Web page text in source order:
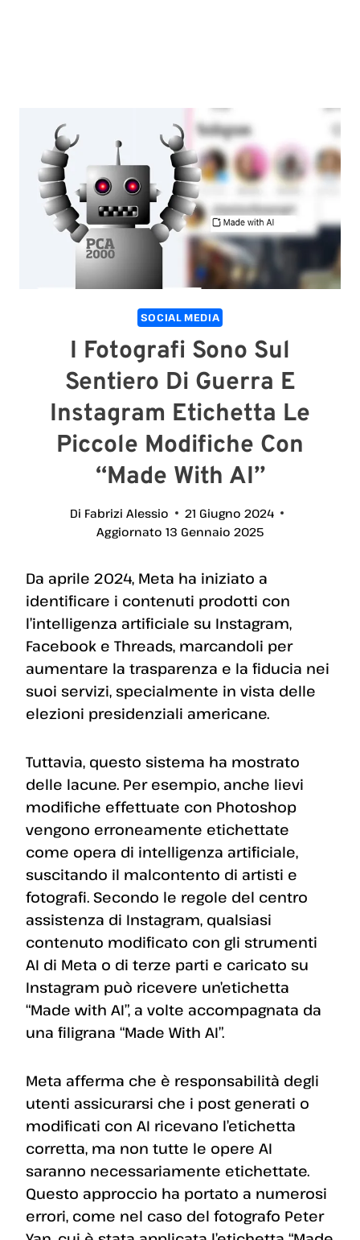
SOCIAL MEDIA
I Fotografi Sono Sul
Sentiero Di Guerra E
Instagram Etichetta Le
Piccole Modifiche Con
“Made With AI”
Di Fabrizi Alessio
21 Giugno 2024
Aggiornato 13 Gennaio 2025
Da aprile 2024, Meta ha iniziato a
identificare i contenuti prodotti con
l’intelligenza artificiale su Instagram,
Facebook e Threads, marcandoli per
aumentare la trasparenza e la fiducia nei
suoi servizi, specialmente in vista delle
elezioni presidenziali americane.
Tuttavia, questo sistema ha mostrato
delle lacune. Per esempio, anche lievi
modifiche effettuate con Photoshop
vengono erroneamente etichettate
come opera di intelligenza artificiale,
suscitando il malcontento di artisti e
fotografi. Secondo le regole del centro
assistenza di Instagram, qualsiasi
contenuto modificato con gli strumenti
AI di Meta o di terze parti e caricato su
Instagram può ricevere un’etichetta
“Made with AI”, a volte accompagnata da
una filigrana “Made With AI”.
Meta afferma che è responsabilità degli
utenti assicurarsi che i post generati o
modificati con AI ricevano l’etichetta
corretta, ma non tutte le opere AI
saranno necessariamente etichettate.
Questo approccio ha portato a numerosi
errori, come nel caso del fotografo Peter